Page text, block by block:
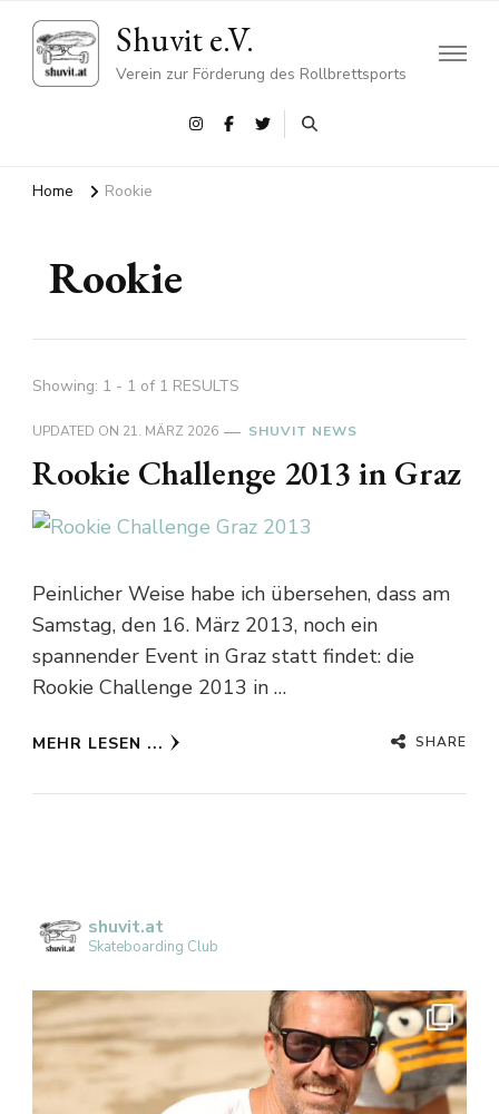
Shuvit e.V.
Verein zur Förderung des Rollbrettsports
Home Rookie
Rookie
Showing: 1 - 1 of 1 RESULTS
UPDATED ON 21. MÄRZ 2026 SHUVIT NEWS
Rookie Challenge 2013 in Graz
Peinlicher Weise habe ich übersehen, dass am
Samstag, den 16. März 2013, noch ein
spannender Event in Graz statt findet: die
Rookie Challenge 2013 in …
MEHR LESEN ... SHARE
shuvit.at
Skateboarding Club